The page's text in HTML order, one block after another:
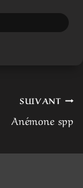
SUIVANT
Anémone spp